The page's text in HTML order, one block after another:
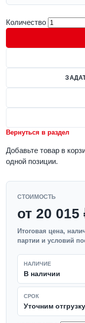
Количество
Вернуться в раздел
Добавьте товар в
одной позиции.
СТОИМОСТЬ
от 20 015
Итоговая цена,
партии и условий
НАЛИЧИЕ
В наличии
СРОК
Уточним отгрузку